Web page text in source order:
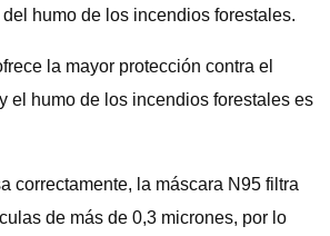
humo de los incendios forestales.
la mayor protección contra el
el humo de los incendios forestales es
correctamente, la máscara N95 filtra
de más de 0,3 micrones, por lo